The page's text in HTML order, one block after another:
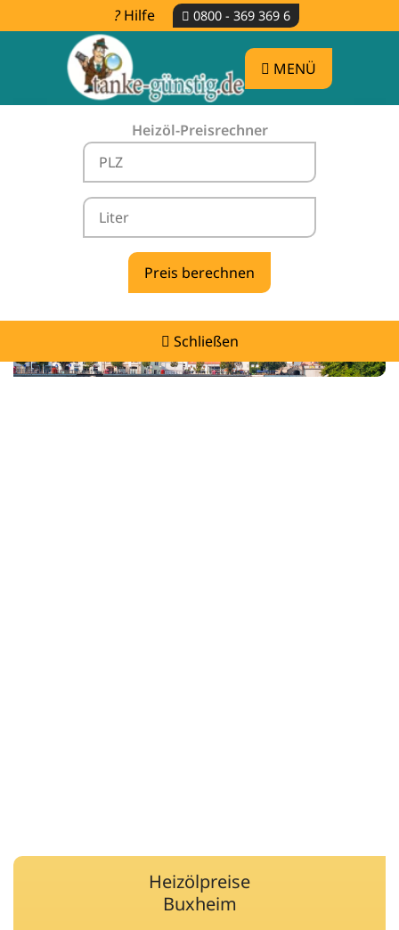
Hilfe 0800 - 369 369 6
MENÜ
Heizöl-Preisrechner
Schließen
Heizölpreise Buxheim -
vergleichen & günstig tanken
Heizölpreise
Buxheim